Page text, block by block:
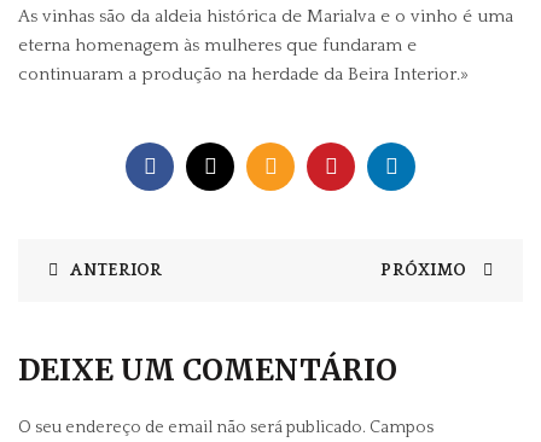
As vinhas são da aldeia histórica de Marialva e o vinho é uma
eterna homenagem às mulheres que fundaram e
continuaram a produção na herdade da Beira Interior.»
ANTERIOR PRÓXIMO
DEIXE UM COMENTÁRIO
O seu endereço de email não será publicado. Campos